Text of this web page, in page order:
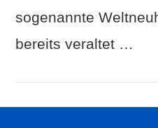
sogenannte
bereits veraltet …